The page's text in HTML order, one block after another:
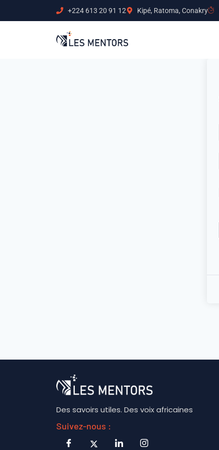
+224 613 20 91 12 Kipé, Ratoma, Conakry
Des savoirs utiles. Des voix africaines
Suivez-nous :